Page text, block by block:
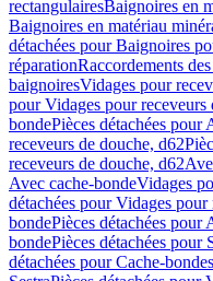
rectangulairesBaignoires en
Baignoires en matériau
détachées pour Baignoires
réparationRaccordements
baignoiresVidages pour
pour Vidages pour receveurs
bondePièces détachées pour
receveurs de douche, d62
receveurs de douche, d62
Avec cache-bondeVidages
détachées pour Vidages
bondePièces détachées pour
bondePièces détachées pour
détachées pour Cache-bondes